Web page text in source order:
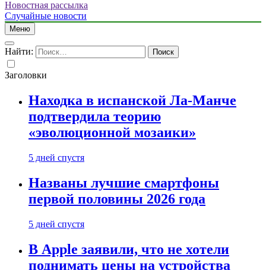
Новостная рассылка
Случайные новости
Меню
Найти:
Заголовки
Находка в испанской Ла-Манче
подтвердила теорию
«эволюционной мозаики»
5 дней спустя
Названы лучшие смартфоны
первой половины 2026 года
5 дней спустя
В Apple заявили, что не хотели
поднимать цены на устройства